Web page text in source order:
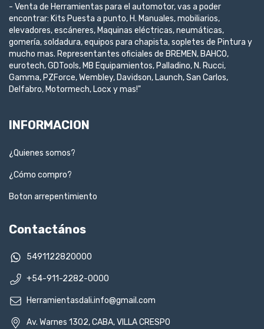
- Venta de Herramientas para el automotor, vas a poder
encontrar: Kits Puesta a punto, H. Manuales, mobiliarios,
elevadores, escáneres, Maquinas eléctricas, neumáticas,
gomería, soldadura, equipos para chapista, sopletes de Pintura y
mucho mas. Representantes oficiales de BREMEN, BAHCO,
eurotech, GDTools, MB Equipamientos, Palladino, N. Rucci,
Gamma, PZForce, Wembley, Davidson, Launch, San Carlos,
Delfabro, Motormech, Locx y mas!"
INFORMACION
¿Quienes somos?
¿Cómo compro?
Boton arrepentimiento
Contactános
5491122820000
+54-911-2282-0000
Herramientasdali.info@gmail.com
Av. Warnes 1302, CABA, VILLA CRESPO